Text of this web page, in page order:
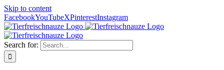
Skip to content
FacebookYouTubeXPinterestInstagram
Search for: